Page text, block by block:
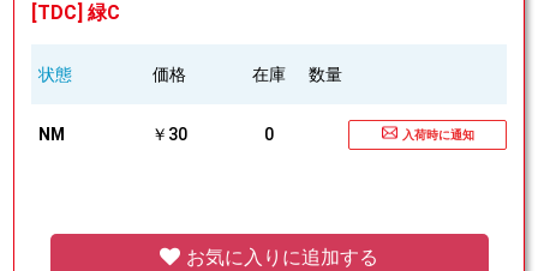
[TDC] 緑C
状態 価格 在庫 数量
NM ￥30 0 入荷時に通知
お気に入りに追加する